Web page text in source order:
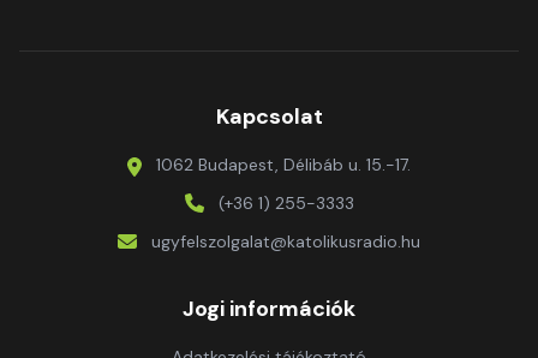
Kapcsolat
1062 Budapest, Délibáb u. 15.-17.
(+36 1) 255-3333
ugyfelszolgalat@katolikusradio.hu
Jogi információk